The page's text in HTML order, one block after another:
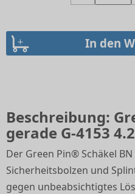
Beschreibung:
gerade G-4153
Der Green Pin® Schäkel
Sicherheitsbolzen und
gegen unbeabsichtigtes